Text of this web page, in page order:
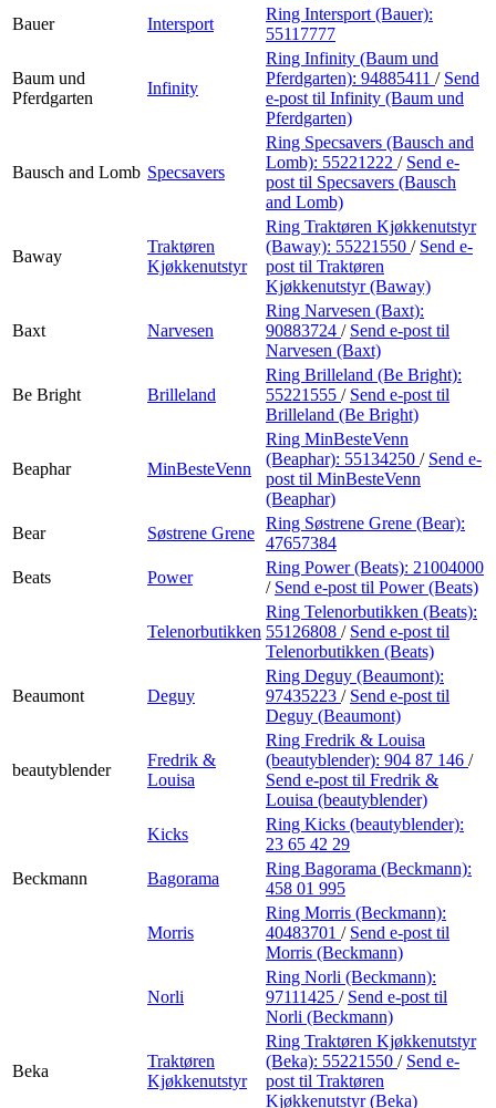
Bauer
Intersport
Ring Intersport (Bauer):
55117777
Baum und
Pferdgarten
Infinity
Ring Infinity (Baum und
Pferdgarten): 94885411 / Send
e-post til Infinity (Baum und
Pferdgarten)
Bausch and Lomb Specsavers
Ring Specsavers (Bausch and
Lomb): 55221222 / Send e-
post til Specsavers (Bausch
and Lomb)
Baway
Traktøren
Kjøkkenutstyr
Ring Traktøren Kjøkkenutstyr
(Baway): 55221550 / Send e-
post til Traktøren
Kjøkkenutstyr (Baway)
Baxt Narvesen
Ring Narvesen (Baxt):
90883724 / Send e-post til
Narvesen (Baxt)
Be Bright Brilleland
Ring Brilleland (Be Bright):
55221555 / Send e-post til
Brilleland (Be Bright)
Beaphar MinBesteVenn
Ring MinBesteVenn
(Beaphar): 55134250 / Send e-
post til MinBesteVenn
(Beaphar)
Bear
Søstrene Grene
Ring Søstrene Grene (Bear):
47657384
Beats
Power
Ring Power (Beats): 21004000
/ Send e-post til Power (Beats)
Telenorbutikken
Ring Telenorbutikken (Beats):
55126808 / Send e-post til
Telenorbutikken (Beats)
Beaumont Deguy
Ring Deguy (Beaumont):
97435223 / Send e-post til
Deguy (Beaumont)
beautyblender
Fredrik &
Louisa
Ring Fredrik & Louisa
(beautyblender): 904 87 146 /
Send e-post til Fredrik &
Louisa (beautyblender)
Kicks
Ring Kicks (beautyblender):
23 65 42 29
Beckmann
Bagorama
Ring Bagorama (Beckmann):
458 01 995
Morris
Ring Morris (Beckmann):
40483701 / Send e-post til
Morris (Beckmann)
Norli
Ring Norli (Beckmann):
97111425 / Send e-post til
Norli (Beckmann)
Beka
Traktøren
Kjøkkenutstyr
Ring Traktøren Kjøkkenutstyr
(Beka): 55221550 / Send e-
post til Traktøren
Kjøkkenutstyr (Beka)